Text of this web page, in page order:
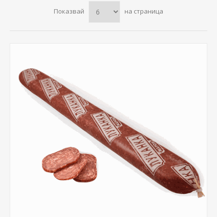
Показвай на страница